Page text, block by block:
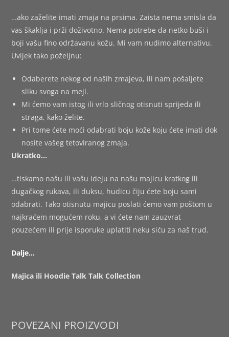
…ako zaželite imati zmaja na prsima. Zaista nema smisla da
vas škaklja i prži doživotno. Nema potrebe da netko buši i
boji vašu fino održavanu kožu. Mi vam nudimo alternativu.
Uvijek tako poželjnu:
Odaberete nekog od naših zmajeva, ili nam pošaljete
sliku svoga na mejl.
Mi ćemo vam istog ili vrlo sličnog otisnuti sprijeda ili
straga, kako želite.
Pri tome ćete moći odabrati boju kože koju ćete imati dok
nosite vašeg tetoviranog zmaja.
Ukratko…
…tiskamo našu ili vašu ideju na našu majicu kratkog ili
dugačkog rukava, ili duksu, hudicu čiju ćete boju sami
odabrati. Tako otisnutu majicu poslati ćemo vam poštom u
najkraćem mogućem roku, a vi ćete nam zauzvrat
pouzećem ili prije isporuke uplatiti neku siću za naš trud.
Dalje…
Majica ili Hoodie Talk Talk Collection
POVEZANI PROIZVODI